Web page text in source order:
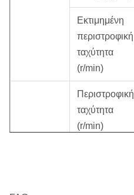
Εκτιμημένη
περιστροφική
ταχύτητα
(r/min)
Περιστροφική
ταχύτητα
(r/min)